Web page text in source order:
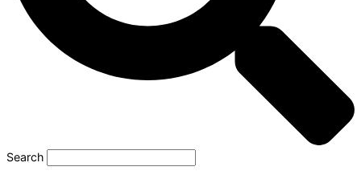
Search